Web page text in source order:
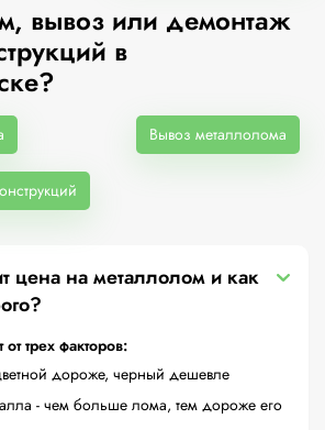
вывоз или демонтаж
в
Вывоз металлолома
цена на металлолом и как
трех факторов:
дороже, черный дешевле
- чем больше лома, тем дороже его